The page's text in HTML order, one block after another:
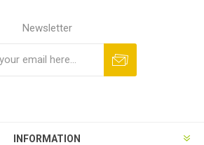
Newsletter
INFORMATION